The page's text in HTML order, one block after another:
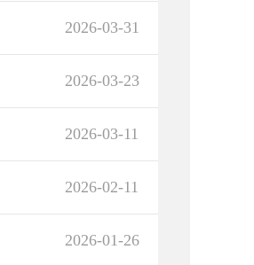
2026-03-31
2026-03-23
2026-03-11
2026-02-11
2026-01-26